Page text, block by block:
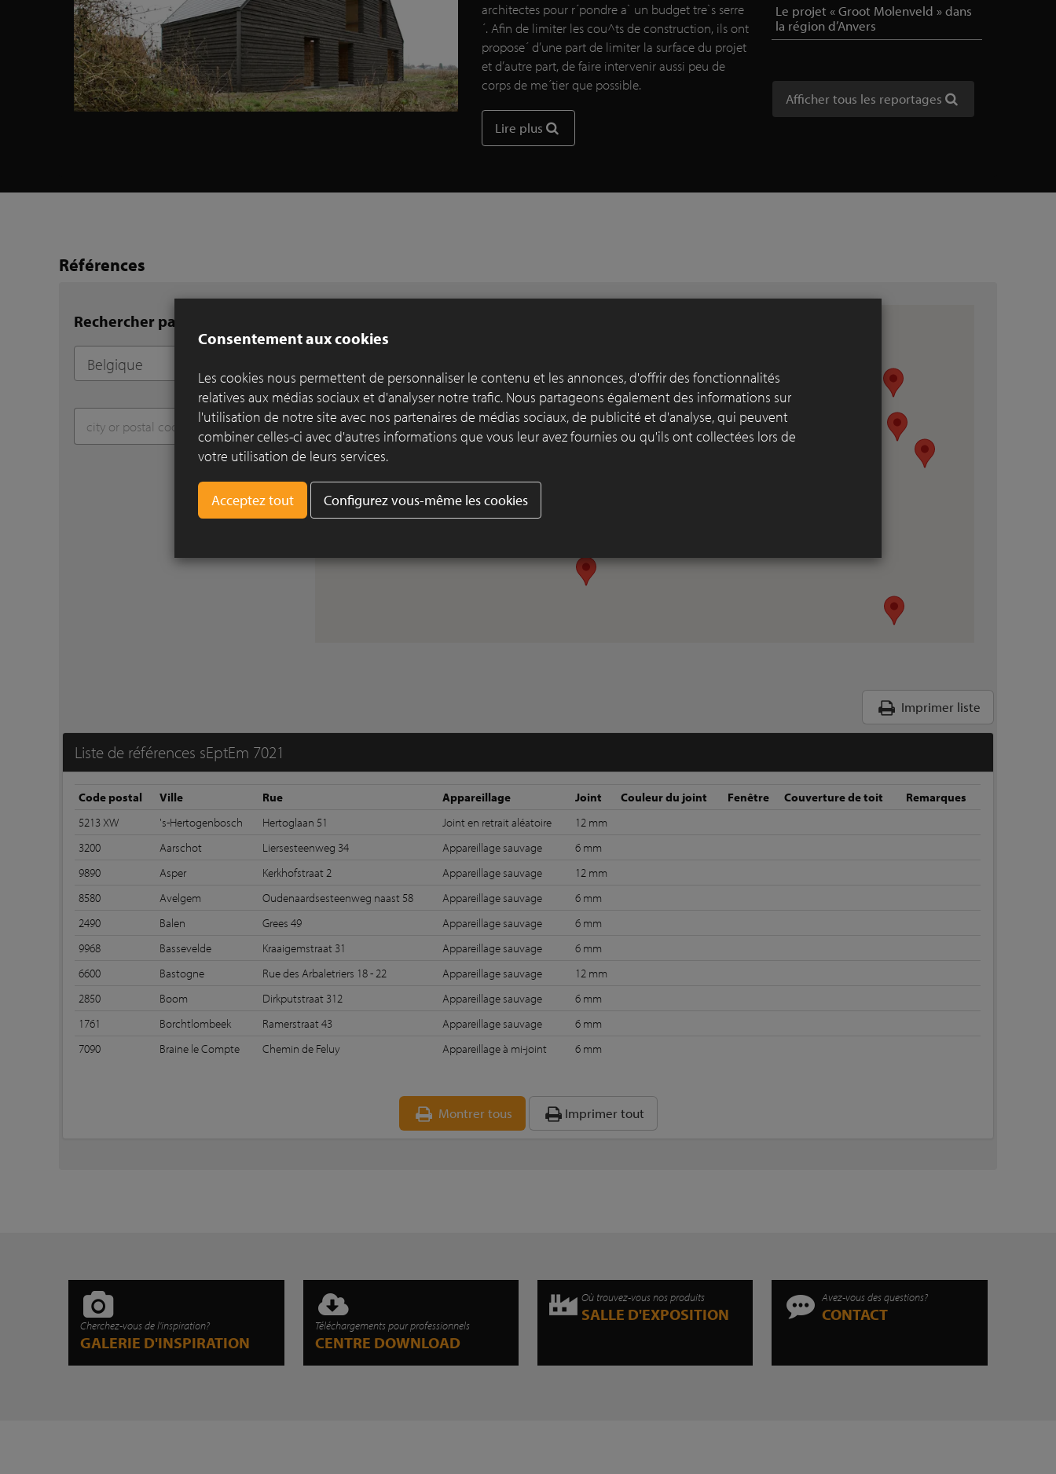
architectes pour r´pondre a` un budget tre`s serre
´. Afin de limiter les cou^ts de construction, ils ont
propose´ d’une part de limiter la surface du projet
et d’autre part, de faire intervenir aussi peu de
corps de me´tier que possible.
Lire plus
Le projet « Groot Molenveld » dans
la région d’Anvers
Afficher tous les reportages
Références
Rechercher par ville
Imprimer liste
Liste de références sEptEm 7021
Code postal Ville Rue Appareillage Joint Couleur du joint Fenêtre Couverture de toit
Remarques
5213 XW
's-Hertogenbosch Hertoglaan 51 Joint en retrait aléatoire
12 mm
3200
Aarschot Liersesteenweg 34 Appareillage sauvage
6 mm
9890
Asper Kerkhofstraat 2 Appareillage sauvage
12 mm
8580
Avelgem Oudenaardsesteenweg naast 58 Appareillage sauvage
6 mm
2490
Balen Grees 49 Appareillage sauvage
6 mm
9968
Bassevelde Kraaigemstraat 31 Appareillage sauvage
6 mm
6600
Bastogne Rue des Arbaletriers 18 - 22 Appareillage sauvage
12 mm
2850
Boom Dirkputstraat 312 Appareillage sauvage
6 mm
1761
Borchtlombeek Ramerstraat 43 Appareillage sauvage
6 mm
7090
Braine le Compte Chemin de Feluy Appareillage à mi-joint 6 mm
Montrer tous Imprimer tout
Cherchez-vous de l'inspiration?
GALERIE D'INSPIRATION
Téléchargements pour professionnels
CENTRE DOWNLOAD
Où trouvez-vous nos produits
SALLE D'EXPOSITION
Avez-vous des questions?
CONTACT
Consentement aux cookies
Les cookies nous permettent de personnaliser le contenu et les annonces, d'offrir des fonctionnalités
relatives aux médias sociaux et d'analyser notre trafic. Nous partageons également des informations sur
l'utilisation de notre site avec nos partenaires de médias sociaux, de publicité et d'analyse, qui peuvent
combiner celles-ci avec d'autres informations que vous leur avez fournies ou qu'ils ont collectées lors de
votre utilisation de leurs services.
Configurez vous-même les cookies